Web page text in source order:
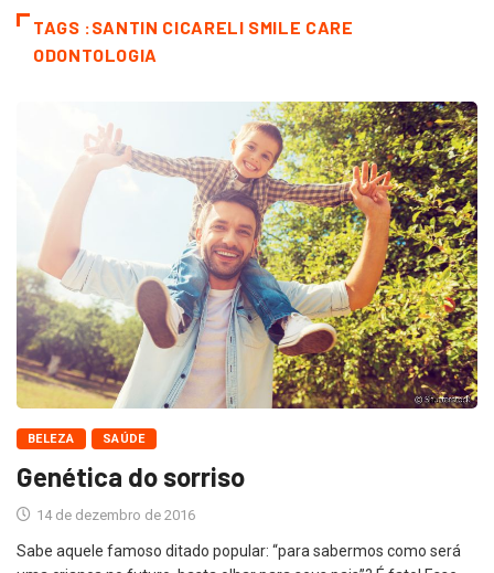
TAGS :SANTIN CICARELI SMILE CARE
ODONTOLOGIA
BELEZA SAÚDE
Genética do sorriso
14 de dezembro de 2016
Sabe aquele famoso ditado popular: “para sabermos como será